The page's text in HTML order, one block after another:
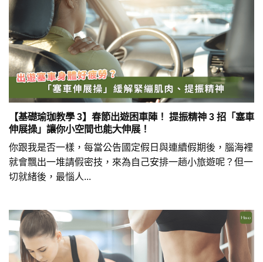
【基礎瑜珈教學 3】春節出遊困車陣！ 提振精神 3 招「塞車
伸展操」讓你小空間也能大伸展！
你跟我是否一樣，每當公告國定假日與連續假期後，腦海裡
就會飄出一堆請假密技，來為自己安排一趟小旅遊呢？但一
切就緒後，最惱人...